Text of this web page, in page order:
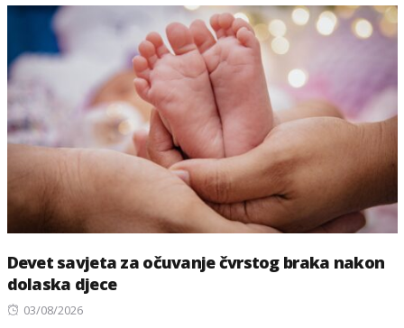
Devet savjeta za očuvanje čvrstog braka nakon
dolaska djece
Posted
03/08/2026